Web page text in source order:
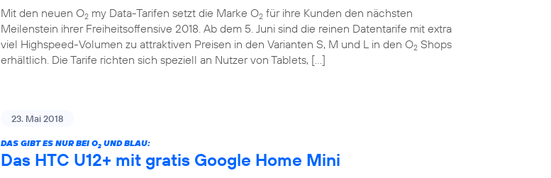
Mit den neuen O2 my Data-Tarifen setzt die Marke O2 für ihre Kunden den nächsten
Meilenstein ihrer Freiheitsoffensive 2018. Ab dem 5. Juni sind die reinen Datentarife mit extra
viel Highspeed-Volumen zu attraktiven Preisen in den Varianten S, M und L in den O2 Shops
erhältlich. Die Tarife richten sich speziell an Nutzer von Tablets, […]
23. Mai 2018
DAS GIBT ES NUR BEI O2 UND BLAU:
Das HTC U12+ mit gratis Google Home Mini